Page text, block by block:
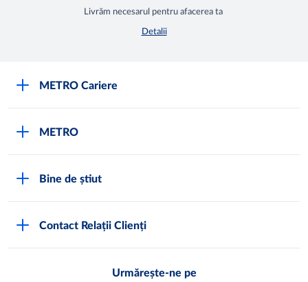
Livrăm necesarul pentru afacerea ta
Detalii
METRO Cariere
METRO
Bine de știut
Contact Relații Clienți
Urmărește-ne pe